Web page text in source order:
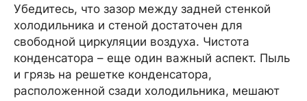
Убедитесь, что зазор между задней стенкой
холодильника и стеной достаточен для
свободной циркуляции воздуха. Чистота
конденсатора – еще один важный аспект. Пыль
и грязь на решетке конденсатора,
расположенной сзади холодильника, мешают